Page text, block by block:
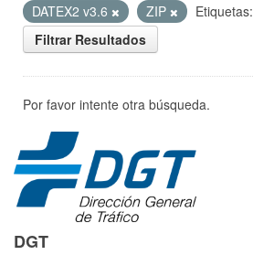
DATEX2 v3.6
ZIP Etiquetas:
Filtrar Resultados
Por favor intente otra búsqueda.
DGT